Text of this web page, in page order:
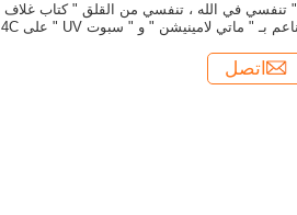
" تنفسي في الله ، تنفسي من القلق " كتاب غلاف
ناعم بـ " ماتي لامينيشن " و " سبوت UV " على 4C
اتصل